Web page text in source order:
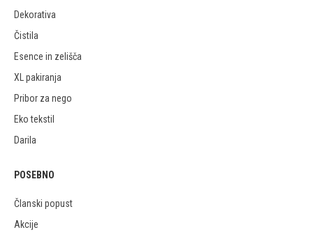
Dekorativa
Čistila
Esence in zelišča
XL pakiranja
Pribor za nego
Eko tekstil
Darila
POSEBNO
Članski popust
Akcije